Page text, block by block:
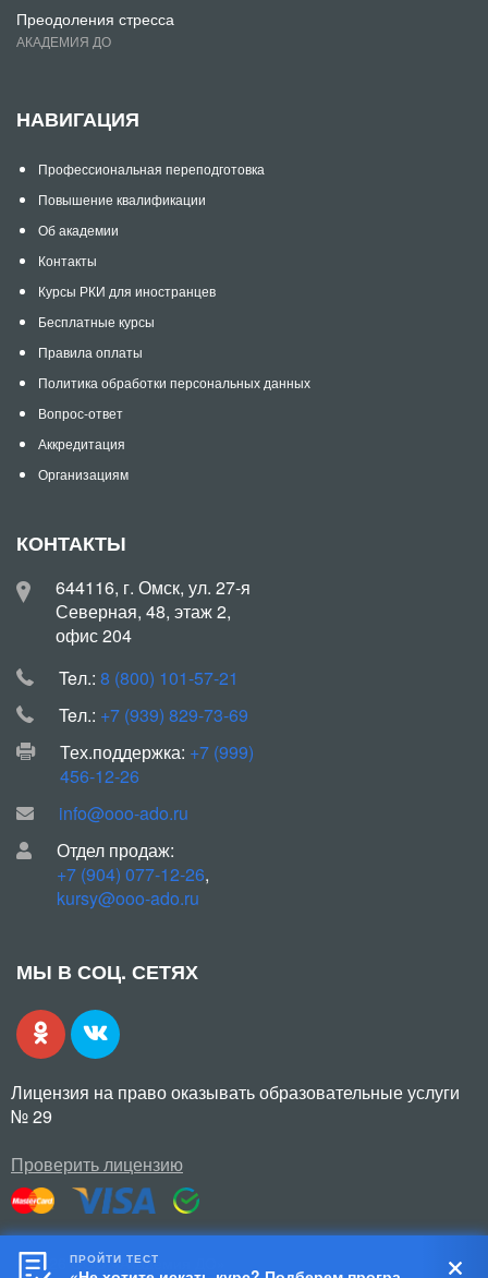
Преодоления стресса
АКАДЕМИЯ ДО
НАВИГАЦИЯ
Профессиональная переподготовка
Повышение квалификации
Об академии
Контакты
Курсы РКИ для иностранцев
Бесплатные курсы
Правила оплаты
Политика обработки персональных данных
Вопрос-ответ
Аккредитация
Организациям
КОНТАКТЫ
644116, г. Омск, ул. 27-я
Северная, 48, этаж 2,
офис 204
Teл.: 8 (800) 101-57-21
Teл.: +7 (939) 829-73-69
Тех.поддержка: +7 (999)
456-12-26
info@ooo-ado.ru
Отдел продаж:
+7 (904) 077-12-26,
kursy@ooo-ado.ru
МЫ В СОЦ. СЕТЯХ
Лицензия на право оказывать образовательные услуги
№ 29
Проверить лицензию
© 2026 ООО «Академия ДО»
ПРОЙТИ ТЕСТ